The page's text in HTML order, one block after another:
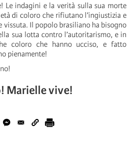
Le indagini e la verità sulla sua morte
di coloro che rifiutano l’ingiustizia e
vissuta. Il popolo brasiliano ha bisogno
sua lotta contro l’autoritarismo, e in
coloro che hanno ucciso, e fatto
pienamente!
Marielle vive!